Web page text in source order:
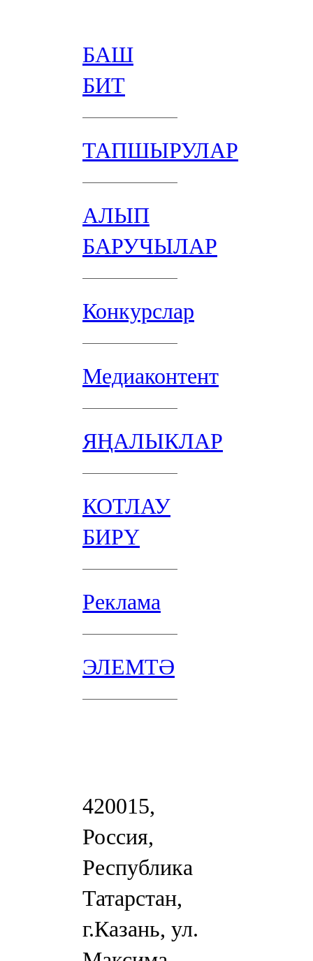
БАШ
БИТ
ТАПШЫРУЛАР
АЛЫП
БАРУЧЫЛАР
Конкурслар
Медиаконтент
ЯҢАЛЫКЛАР
КОТЛАУ
БИРҮ
Реклама
ЭЛЕМТӘ
420015,
Россия,
Республика
Татарстан,
г.Казань, ул.